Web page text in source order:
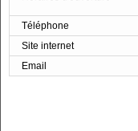
Téléphone
Site internet
Email